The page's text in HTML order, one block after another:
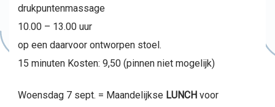
drukpuntenmassage
10.00 – 13.00 uur
op een daarvoor ontworpen stoel.
15 minuten Kosten: 9,50 (pinnen niet mogelijk)
Woensdag 7 sept. = Maandelijkse LUNCH voor